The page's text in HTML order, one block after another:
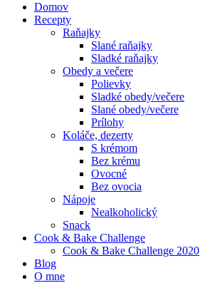
Domov
Recepty
Raňajky
Slané raňajky
Sladké raňajky
Obedy a večere
Polievky
Sladké obedy/večere
Slané obedy/večere
Prílohy
Koláče, dezerty
S krémom
Bez krému
Ovocné
Bez ovocia
Nápoje
Nealkoholický
Snack
Cook & Bake Challenge
Cook & Bake Challenge 2020
Blog
O mne